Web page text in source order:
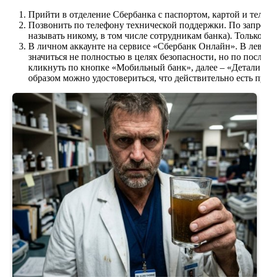
Прийти в отделение Сбербанка с паспортом, картой и
Позвонить по телефону технической поддержки. По
называть никому, в том числе сотрудникам банка).
В личном аккаунте на сервисе «Сбербанк Онлайн». В
значиться не полностью в целях безопасности, но по
кликнуть по кнопке «Мобильный банк», далее –
образом можно удостовериться, что действительно есть